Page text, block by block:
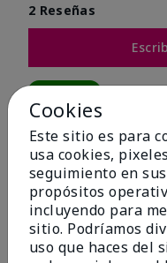
2 Reseñas
de los encuestados
5 estrellas
4 estrellas
3 estrellas
Cookies
Este sitio es para
usa cookies,
seguimiento en
propósitos
incluyendo para
sitio. Podríamos
uso que haces del